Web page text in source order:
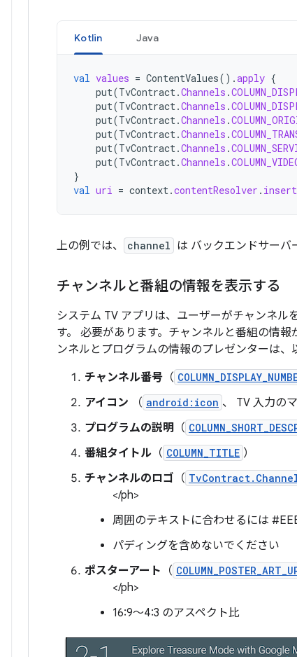
Kotlin Java
val values = ContentValues().apply {
put(TvContract.Channels .
put(TvContract.Channels .
put(TvContract.Channels .
put(TvContract.Channels .
put(TvContract.Channels .
put(TvContract.Channels .
}
val uri = context.contentResolver . insert
上の例では、 channel は バックエンドサーバ
チャンネルと番組の情報を表示する
システム TV アプリは、ユーザーがチャンネ
す。 必要があります。チャンネルと番組の情
ンネルとプログラムの情報のプレゼンターは、
チャンネル番号 （
アイコン （ android:icon 、 TV 入力の
プログラムの説明 （
番組タイトル （ COLUMN_TITLE ）
チャンネルのロゴ （
</ph>
周囲のテキストに合わせるには
パディングを含めないでください
ポスターアート （
</ph>
16:9～4:3 のアスペクト比